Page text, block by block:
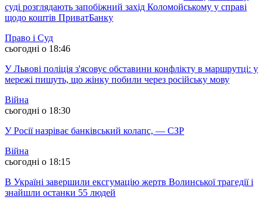
суді розглядають запобіжний захід Коломойському у справі
щодо коштів ПриватБанку
Право і Суд
сьогодні о 18:46
У Львові поліція з'ясовує обставини конфлікту в маршрутці: у
мережі пишуть, що жінку побили через російську мову
Війна
сьогодні о 18:30
У Росії назріває банківський колапс, — СЗР
Війна
сьогодні о 18:15
В Україні завершили ексгумацію жертв Волинської трагедії і
знайшли останки 55 людей